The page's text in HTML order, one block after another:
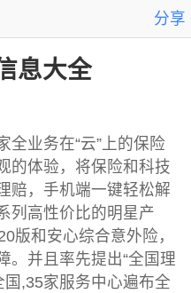
分享
息大全
全业务在“云”上的保险
的体验，将保险和科技
赔，手机端一键轻松解
列高性价比的明星产
版和安心综合意外险，
。并且率先提出“全国理
国,35家服务中心遍布全